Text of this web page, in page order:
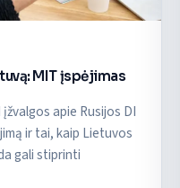
MIT įspėjimas
apie Rusijos DI
ir tai, kaip Lietuvos
gali stiprinti